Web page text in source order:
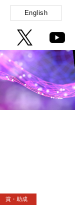
English
賞・助成